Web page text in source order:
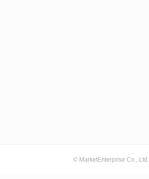
© MarketEnterprise Co., Ltd.